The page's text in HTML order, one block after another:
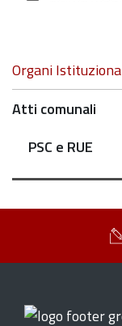
Organi
Atti comunali
PSC e RUE